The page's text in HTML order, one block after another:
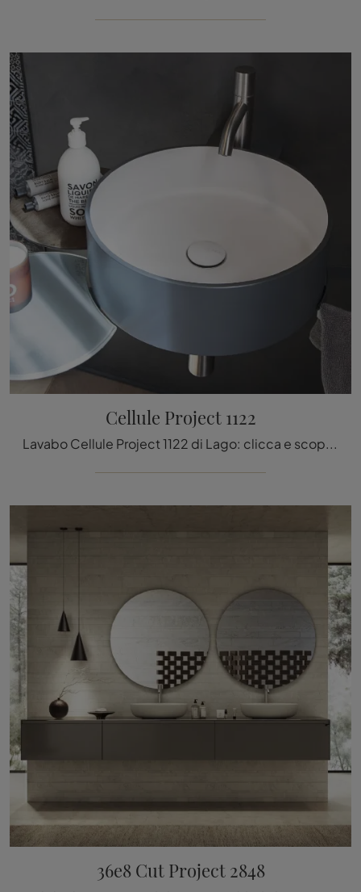
Cellule Project 1122
Lavabo Cellule Project 1122 di Lago: clicca e scopri di più su sanitari in laccato opaco e accessori dell'azienda.
36e8 Cut Project 2848